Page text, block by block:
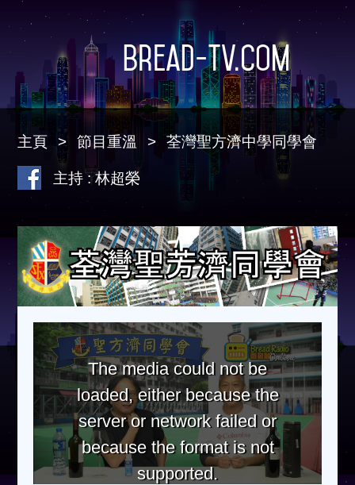
Bread-TV.com
主頁 節目重溫 荃灣聖方濟中學同學會
主持 : 林超榮
The media could not be
loaded, either because the
server or network failed or
because the format is not
supported.